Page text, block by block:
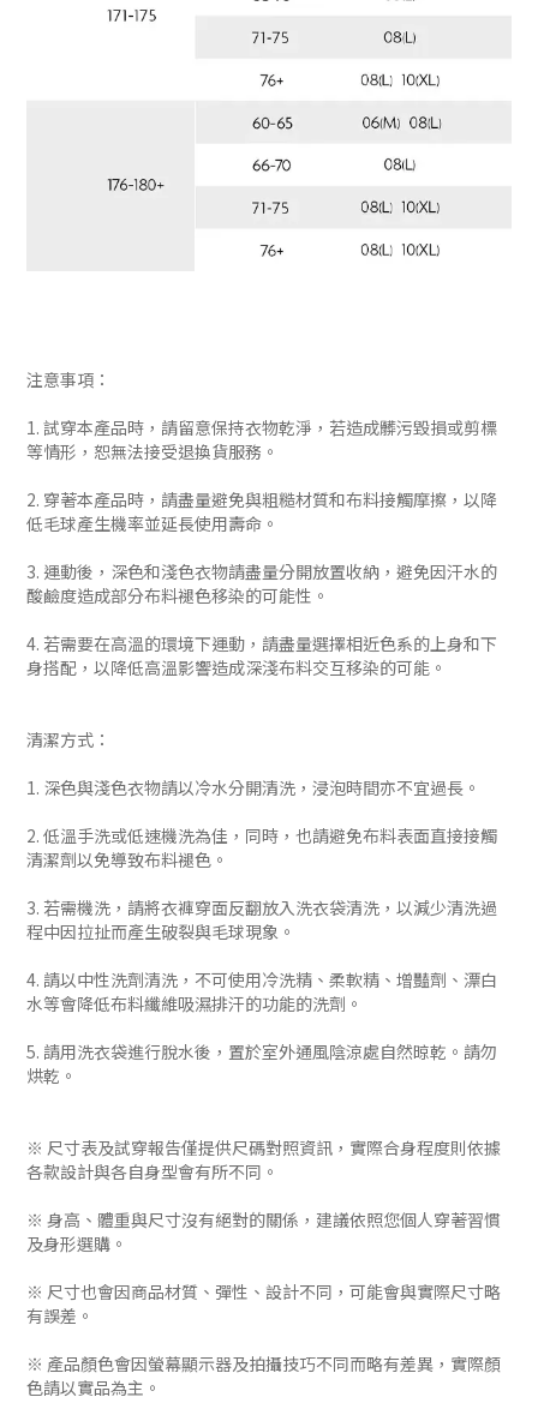
注意事項：
1. 試穿本產品時，請留意保持衣物乾淨，若造成髒污毀損或剪標
等情形，恕無法接受退換貨服務。
2. 穿著本產品時，請盡量避免與粗糙材質和布料接觸摩擦，以降
低毛球產生機率並延長使用壽命。
3. 運動後，深色和淺色衣物請盡量分開放置收納，避免因汗水的
酸鹼度造成部分布料褪色移染的可能性。
4. 若需要在高溫的環境下運動，請盡量選擇相近色系的上身和下
身搭配，以降低高溫影響造成深淺布料交互移染的可能。
清潔方式：
1. 深色與淺色衣物請以冷水分開清洗，浸泡時間亦不宜過長。
2. 低溫手洗或低速機洗為佳，同時，也請避免布料表面直接接觸
清潔劑以免導致布料褪色。
3. 若需機洗，請將衣褲穿面反翻放入洗衣袋清洗，以減少清洗過
程中因拉扯而產生破裂與毛球現象。
4. 請以中性洗劑清洗，不可使用冷洗精、柔軟精、增豔劑、漂白
水等會降低布料纖維吸濕排汗的功能的洗劑。
5. 請用洗衣袋進行脫水後，置於室外通風陰涼處自然晾乾。請勿
烘乾。
※ 尺寸表及試穿報告僅提供尺碼對照資訊，實際合身程度則依據
各款設計與各自身型會有所不同。
※ 身高、體重與尺寸沒有絕對的關係，建議依照您個人穿著習慣
及身形選購。
※ 尺寸也會因商品材質、彈性、設計不同，可能會與實際尺寸略
有誤差。
※ 產品顏色會因螢幕顯示器及拍攝技巧不同而略有差異，實際顏
色請以實品為主。